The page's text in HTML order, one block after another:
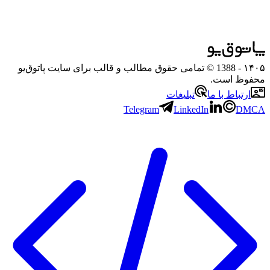
۱۴۰۵
- 1388 © تمامی حقوق مطالب و قالب برای سایت پاتوق‌یو
محفوظ است.
ارتباط با ما
تبلیغات
Telegram
LinkedIn DMCA